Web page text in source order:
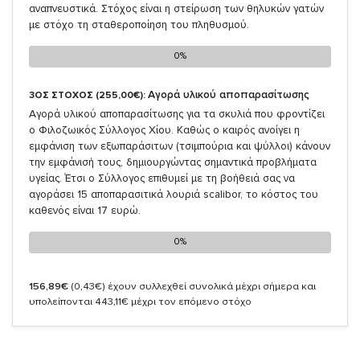
αναπνευστικά. Στόχος είναι η στείρωση των θηλυκών γατών
με στόχο τη σταθεροποίηση του πληθυσμού.
0%
0%
3ΟΣ ΣΤΟΧΟΣ (255,00€): Αγορά υλικού αποπαρασίτωσης
Αγορά υλικού αποπαρασίτωσης για τα σκυλιά που φροντίζει
ο Φιλοζωικός Σύλλογος Χίου. Καθώς ο καιρός ανοίγει η
εμφάνιση των εξωπαράσιτων (τσιμπούρια και ψύλλοι) κάνουν
την εμφάνισή τους, δημιουργώντας σημαντικά προβλήματα
υγείας. Έτσι ο Σύλλογος επιθυμεί με τη βοήθειά σας να
αγοράσει 15 αποπαρασιτικά λουριά scalibor, το κόστος του
καθενός είναι 17 ευρώ.
0%
0%
156,89€ (0,43€) έχουν συλλεχθεί συνολικά μέχρι σήμερα και
υπολείπονται 443,11€ μέχρι τον επόμενο στόχο